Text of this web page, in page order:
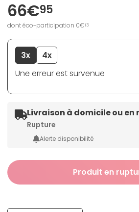
66€95
dont éco-participation 0€13
3x
4x
Une erreur est survenue
Livraison à domicile ou en
Rupture
Alerte disponibilité
Produit en